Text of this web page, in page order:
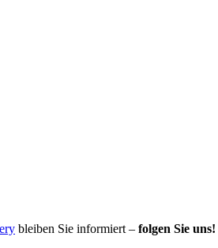
bleiben Sie informiert – folgen Sie uns!